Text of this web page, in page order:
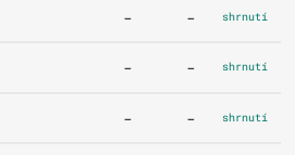
- - shrnutí
- - shrnutí
- - shrnutí